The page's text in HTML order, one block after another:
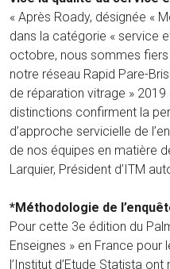
« Après Roady, désignée «
dans la catégorie « service
octobre, nous sommes fiers
notre réseau Rapid Pare-
de réparation vitrage » 2019
distinctions confirment la
d’approche servicielle de
de nos équipes en matière
Larquier, Président d’ITM
*Méthodologie de
Pour cette 3e édition du
Enseignes » en France
l’Institut d’Etude Statista